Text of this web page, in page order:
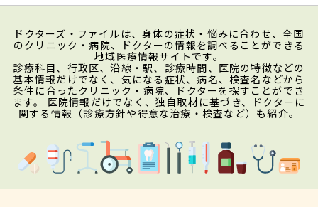
ドクターズ・ファイルは、身体の症状・悩みに合わせ、全国
のクリニック・病院、ドクターの情報を調べることができる
地域医療情報サイトです。
診療科目、行政区、沿線・駅、診療時間、医院の特徴などの
基本情報だけでなく、気になる症状、病名、検査名などから
条件に合ったクリニック・病院、ドクターを探すことができ
ます。 医院情報だけでなく、独自取材に基づき、ドクターに
関する情報（診療方針や得意な治療・検査など）も紹介。